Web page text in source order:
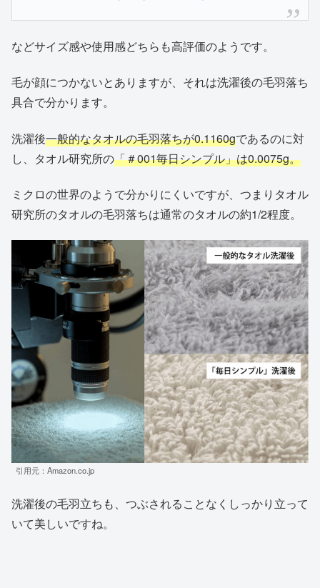
などサイズ感や使用感どちらも高評価のようです。
毛が顔につかないとありますが、それは洗濯後の毛羽落ち
具合で分かります。
洗濯後一般的なタオルの毛羽落ちが0.1160gであるのに対
し、タオル研究所の「＃001毎日シンプル」は0.0075g。
ミクロの世界のようで分かりにくいですが、つまりタオル
研究所のタオルの毛羽落ちは通常のタオルの約1/2程度。
引用元：Amazon.co.jp
洗濯後の毛羽立ちも、つぶされることなくしっかり立って
いて美しいですね。